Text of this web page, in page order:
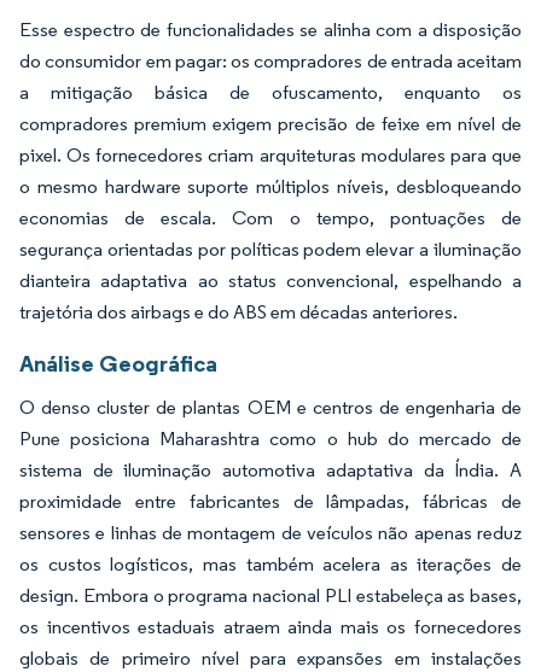
Esse espectro de funcionalidades se alinha com a disposição
do consumidor em pagar: os compradores de entrada aceitam
a mitigação básica de ofuscamento, enquanto os
compradores premium exigem precisão de feixe em nível de
pixel. Os fornecedores criam arquiteturas modulares para que
o mesmo hardware suporte múltiplos níveis, desbloqueando
economias de escala. Com o tempo, pontuações de
segurança orientadas por políticas podem elevar a iluminação
dianteira adaptativa ao status convencional, espelhando a
trajetória dos airbags e do ABS em décadas anteriores.
Análise Geográfica
O denso cluster de plantas OEM e centros de engenharia de
Pune posiciona Maharashtra como o hub do mercado de
sistema de iluminação automotiva adaptativa da Índia. A
proximidade entre fabricantes de lâmpadas, fábricas de
sensores e linhas de montagem de veículos não apenas reduz
os custos logísticos, mas também acelera as iterações de
design. Embora o programa nacional PLI estabeleça as bases,
os incentivos estaduais atraem ainda mais os fornecedores
globais de primeiro nível para expansões em instalações